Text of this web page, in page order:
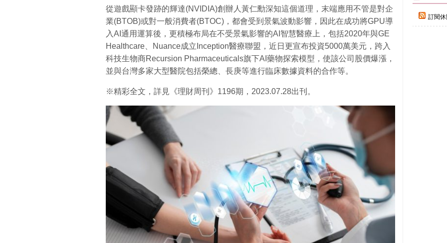
從遊戲顯卡發跡的輝達(NVIDIA)創辦人黃仁勳深知這個道理，末端應用不管是對企
業(BTOB)或對一般消費者(BTOC)，都會受到景氣波動影響，因此在成功將GPU導
入AI通用運算後，更積極布局在不受景氣影響的AI智慧醫療上，包括2020年與GE
Healthcare、Nuance成立Inception醫療聯盟，近日更宣布投資5000萬美元，跨入
科技生物商Recursion Pharmaceuticals旗下AI藥物探索模型，使該公司股價爆漲，
並與台灣多家大型醫院包括榮總、長庚等進行臨床數據資料的合作等。
※精彩全文，詳見《理財周刊》1196期，2023.07.28出刊。
訂閱